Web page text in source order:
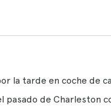
la tarde en coche de
pasado de Charleston